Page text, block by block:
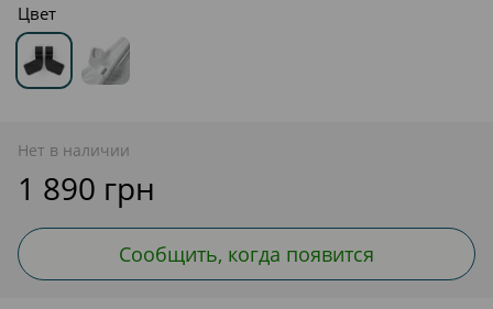
Цвет
Нет в наличии
1 890 грн
Сообщить, когда появится